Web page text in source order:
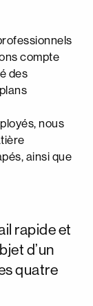
compte
des
nous
ainsi que
rapide et
d’un
quatre